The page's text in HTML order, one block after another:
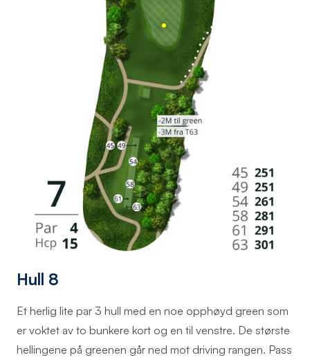
Hull 8
Et herlig lite par 3 hull med en noe opphøyd green som
er voktet av to bunkere kort og en til venstre. De største
hellingene på greenen går ned mot driving rangen. Pass